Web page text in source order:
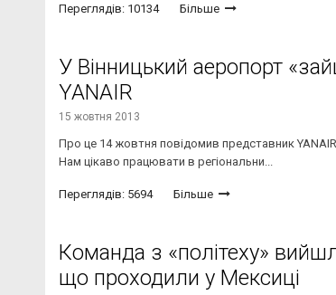
Переглядів: 10134 Більше
У Вінницький аеропорт
YANAIR
15 жовтня 2013
Про це 14 жовтня повідомив представник
Нам цікаво працювати в регіональни...
Переглядів: 5694 Більше
Команда з «політеху»
що проходили у Мексиці